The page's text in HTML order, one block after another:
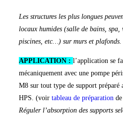
Les structures les plus longues
locaux humides (salle de bains, spa,
piscines, etc…) sur murs et plafonds.
APPLICATION : l’application se
mécaniquement avec une pompe
M8 sur tout type de support préparé
HPS. (voir tableau de préparation
Réguler l’absorption des supports